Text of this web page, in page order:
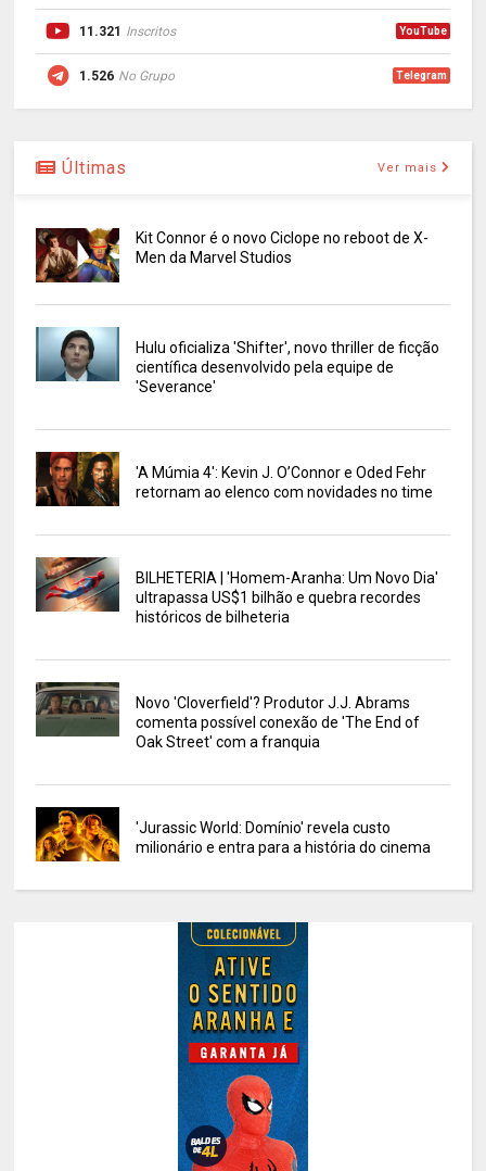
11.321 Inscritos YouTube
1.526 No Grupo Telegram
Últimas Ver mais
Kit Connor é o novo Ciclope no reboot de X-
Men da Marvel Studios
Hulu oficializa 'Shifter', novo thriller de ficção
científica desenvolvido pela equipe de
'Severance'
'A Múmia 4': Kevin J. O’Connor e Oded Fehr
retornam ao elenco com novidades no time
BILHETERIA | 'Homem-Aranha: Um Novo Dia'
ultrapassa US$1 bilhão e quebra recordes
históricos de bilheteria
Novo 'Cloverfield'? Produtor J.J. Abrams
comenta possível conexão de 'The End of
Oak Street' com a franquia
'Jurassic World: Domínio' revela custo
milionário e entra para a história do cinema